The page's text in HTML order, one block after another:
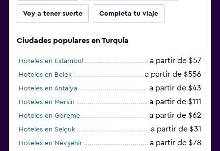
Voy a tener suerte Completa tu viaje
Ciudades populares en Turquía
Hoteles en Estambul a partir de $57
Hoteles en Belek a partir de $556
Hoteles en Antalya a partir de $43
Hoteles en Mersin a partir de $111
Hoteles en Göreme a partir de $62
Hoteles en Selçuk a partir de $31
Hoteles en Nevşehir a partir de $78